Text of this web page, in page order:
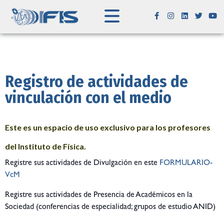
Registro de actividades de
vinculación con el medio
Este es un espacio de uso exclusivo para los profesores
del Instituto de Física.
Registre sus actividades de Divulgación en este FORMULARIO-
VcM
Registre sus actividades de Presencia de Académicos en la
Sociedad (conferencias de especialidad; grupos de estudio ANID)